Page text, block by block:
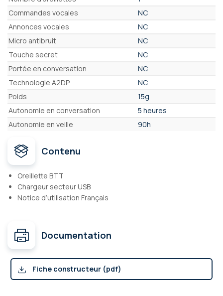
Commandes vocales
NC
Annonces vocales
NC
Micro antibruit
NC
Touche secret
NC
Portée en conversation
NC
Technologie A2DP
NC
Poids
15g
Autonomie en conversation
5 heures
Autonomie en veille
90h
Contenu
Oreillette BTT
Chargeur secteur USB
Notice d’utilisation Français
Documentation
Fiche constructeur (pdf)